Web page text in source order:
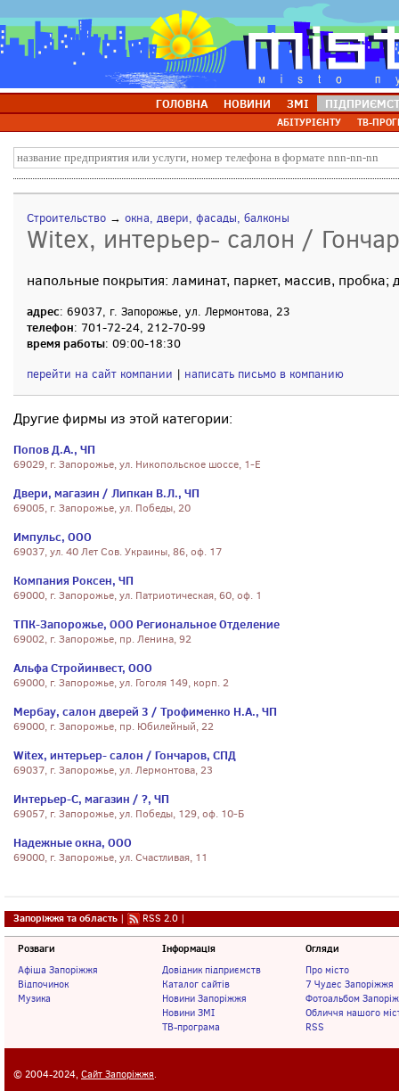
ГОЛОВНА НОВИНИ ЗМІ
АБІТУРІЄНТУ ТВ-
Строительство → окна, двери, фасады, балконы
Witex, интерьер- салон /
напольные покрытия: ламинат, паркет, массив,
адрес: 69037, г. Запорожье, ул. Лермонтова, 23
телефон: 701-72-24, 212-70-99
время работы: 09:00-18:30
перейти на сайт компании | написать письмо в компанию
Другие фирмы из этой категории:
Попов Д.А., ЧП
69029, г. Запорожье, ул. Никопольское шоссе, 1-Е
Двери, магазин / Липкан В.Л., ЧП
69005, г. Запорожье, ул. Победы, 20
Импульс, ООО
69037, ул. 40 Лет Сов. Украины, 86, оф. 17
Компания Роксен, ЧП
69000, г. Запорожье, ул. Патриотическая, 60, оф. 1
ТПК-Запорожье, ООО Региональное Отделение
69002, г. Запорожье, пр. Ленина, 92
Альфа Стройинвест, ООО
69000, г. Запорожье, ул. Гоголя 149, корп. 2
Мербау, салон дверей 3 / Трофименко Н.А., ЧП
69000, г. Запорожье, пр. Юбилейный, 22
Witex, интерьер- салон / Гончаров, СПД
69037, г. Запорожье, ул. Лермонтова, 23
Интерьер-С, магазин / ?, ЧП
69057, г. Запорожье, ул. Победы, 129, оф. 10-Б
Надежные окна, ООО
69000, г. Запорожье, ул. Счастливая, 11
Запоріжжя та область | RSS 2.0 |
Розваги
Афіша Запоріжжя
Відпочинок
Музика
Інформація
Довідник підприємств
Каталог сайтів
Новини Запоріжжя
Новини ЗМІ
ТВ-програма
Огляди
Про місто
7 Чудес Запоріжжя
Фотоальбом
Обличчя нашого
RSS
© 2004-2024, Сайт Запоріжжя.